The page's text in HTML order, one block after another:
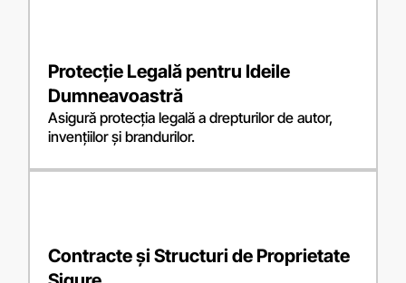
Protecție Legală pentru Ideile
Dumneavoastră
Asigură protecția legală a drepturilor de autor,
invențiilor și brandurilor.
Contracte și Structuri de Proprietate